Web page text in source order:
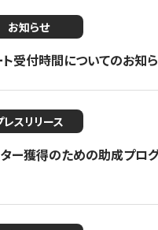
お知らせ
受付時間についてのお知
レスリリース
ー獲得のための助成プロ